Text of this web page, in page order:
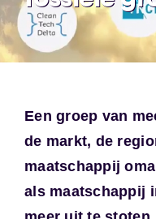
Een groep van
de markt, de
maatschappij
als maatschappij